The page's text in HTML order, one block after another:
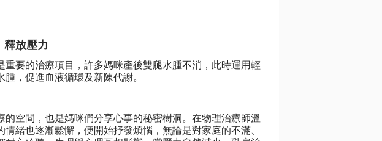
放壓力
重要的治療項目，許多媽咪產後雙腿水腫不消，此時運用輕
，促進血液循環及新陳代謝。
空間，也是媽咪們分享心事的秘密樹洞。在物理治療師溫
緒也逐漸鬆懈，便開始抒發煩惱，無論是對家庭的不滿、